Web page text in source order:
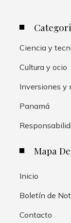
Ciencia y
Cultura y ocio
Inversiones y
Panamá
Mapa
Inicio
Boletín de
Contacto